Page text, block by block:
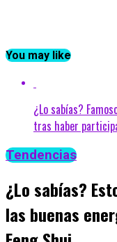
You may like
¿Lo sabías?
tras haber
Tendencias
¿Lo sabías?
las buenas